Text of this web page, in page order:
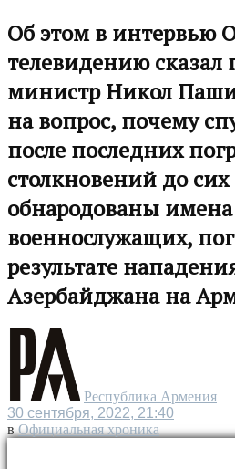
Об этом в интервью
телевидению сказал
министр Никол
на вопрос, почему
после последних
столкновений до
обнародованы имена
военнослужащих,
результате
Азербайджана на
Республика Армения
30 сентября, 2022, 21:40
в Официальная хроника